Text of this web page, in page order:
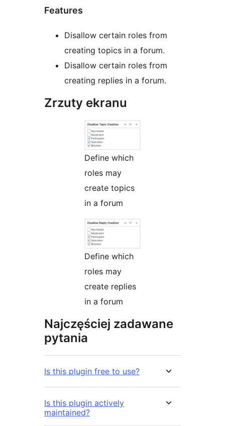
Features
Disallow certain roles from
creating topics in a forum.
Disallow certain roles from
creating replies in a forum.
Zrzuty ekranu
Define which
roles may
create topics
in a forum
Define which
roles may
create replies
in a forum
Najczęściej zadawane
pytania
Is this plugin free to use?
Is this plugin actively
maintained?